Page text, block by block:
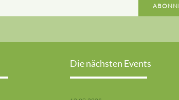
Die nächsten Events